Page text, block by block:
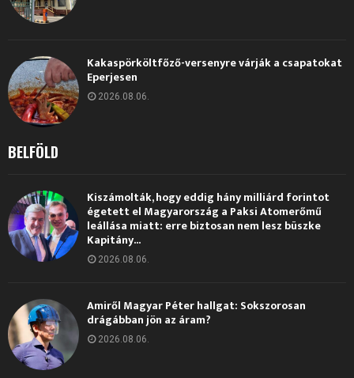
Kakaspörköltfőző-versenyre várják a csapatokat
Eperjesen
2026.08.06.
BELFÖLD
Kiszámolták, hogy eddig hány milliárd forintot
égetett el Magyarország a Paksi Atomerőmű
leállása miatt: erre biztosan nem lesz büszke
Kapitány...
2026.08.06.
Amiről Magyar Péter hallgat: Sokszorosan
drágábban jön az áram?
2026.08.06.